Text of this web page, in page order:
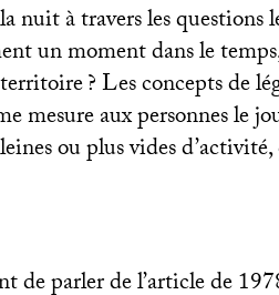
nuit à travers les questions
un moment dans le
? Les concepts de
mesure aux personnes le
ou plus vides
de parler de l’article de